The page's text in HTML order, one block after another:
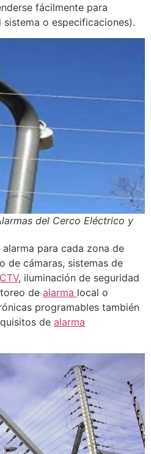
fácilmente para
o especificaciones).
del Cerco Eléctrico y
para cada zona de
de cámaras, sistemas de
, iluminación de seguridad
de alarma local o
programables también
de alarma